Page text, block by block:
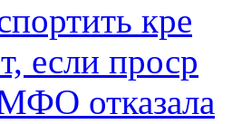
кре
если проср
отказала